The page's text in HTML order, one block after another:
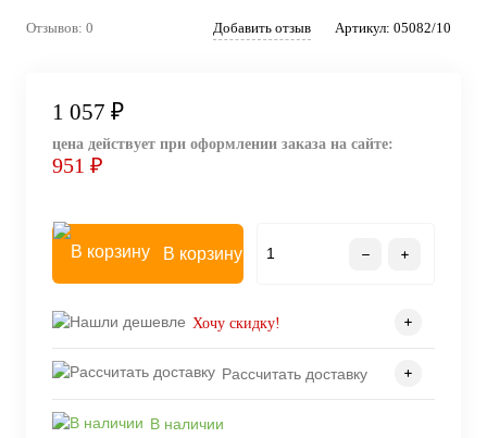
Отзывов: 0 Добавить отзыв Артикул: 05082/10
1 057 ₽
цена действует при оформлении заказа на сайте:
951 ₽
В корзину
Хочу скидку!
Рассчитать доставку
В наличии